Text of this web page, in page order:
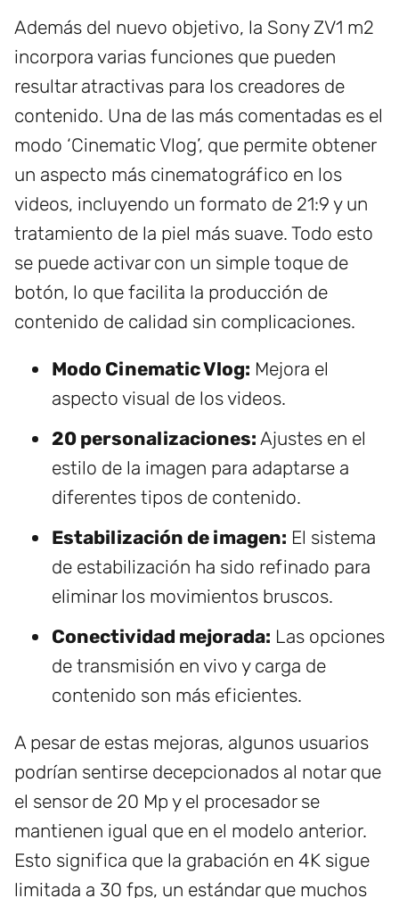
Además del nuevo objetivo, la Sony ZV1 m2
incorpora varias funciones que pueden
resultar atractivas para los creadores de
contenido. Una de las más comentadas es el
modo ‘Cinematic Vlog’, que permite obtener
un aspecto más cinematográfico en los
videos, incluyendo un formato de 21:9 y un
tratamiento de la piel más suave. Todo esto
se puede activar con un simple toque de
botón, lo que facilita la producción de
contenido de calidad sin complicaciones.
Modo Cinematic Vlog: Mejora el
aspecto visual de los videos.
20 personalizaciones: Ajustes en el
estilo de la imagen para adaptarse a
diferentes tipos de contenido.
Estabilización de imagen: El sistema
de estabilización ha sido refinado para
eliminar los movimientos bruscos.
Conectividad mejorada: Las opciones
de transmisión en vivo y carga de
contenido son más eficientes.
A pesar de estas mejoras, algunos usuarios
podrían sentirse decepcionados al notar que
el sensor de 20 Mp y el procesador se
mantienen igual que en el modelo anterior.
Esto significa que la grabación en 4K sigue
limitada a 30 fps, un estándar que muchos